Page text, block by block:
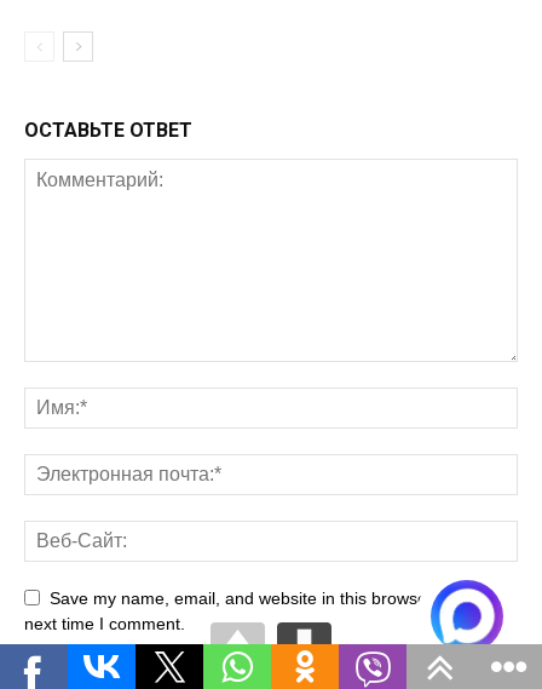
ОСТАВЬТЕ ОТВЕТ
Save my name, email, and website in this browser for the
next time I comment.